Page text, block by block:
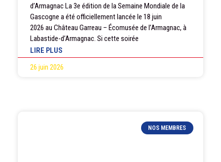
d’Armagnac La 3e édition de la Semaine Mondiale de la
Gascogne a été officiellement lancée le 18 juin
2026 au Château Garreau – Écomusée de l’Armagnac, à
Labastide-d’Armagnac. Si cette soirée
LIRE PLUS
26 juin 2026
NOS MEMBRES